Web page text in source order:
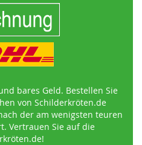
bares Geld. Bestellen Sie
von Schilderkröten.de
der am wenigsten teuren
Vertrauen Sie auf die